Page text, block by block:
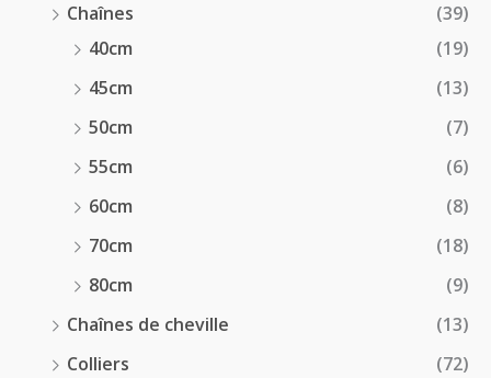
Chaînes
(39)
40cm
(19)
45cm
(13)
50cm
(7)
55cm
(6)
60cm
(8)
70cm
(18)
80cm
(9)
Chaînes de cheville
(13)
Colliers
(72)